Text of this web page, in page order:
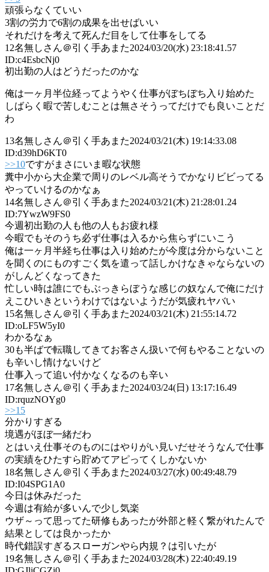
頑張らなくていい
3割の労力で6割の成果を出せばいい
それだけを考えて死んだ目をして仕事をしてる
12名無しさん＠引く手あまた2024/03/20(水) 23:18:41.57
ID:c4EsbcNj0
初出勤の人はどうだったのかな
俺は一ヶ月半位経ってようやく仕事がぼちぼち入り始めた
しばらく暇で苦しむことは無さそうってだけでも良いことだ
わ
13名無しさん＠引く手あまた2024/03/21(木) 19:14:33.08
ID:d39hD6KT0
>>10ですがまさにいま暇な状態
糞中小から大企業で周りのレベル高そうでかなりビビってる
やっていけるのかなぁ
14名無しさん＠引く手あまた2024/03/21(木) 21:28:01.24
ID:7YwzW9FS0
今週初出勤の人も他の人もお疲れ様
今暇でもそのうち必ず仕事は入るから焦らずにいこう
俺は一ヶ月半経ち仕事は入り始めたが今度は分からないこと
を聞くのにものすごく気を遣って話しかけなきゃならないの
がしんどくなってきた
忙しい時は誰にでもぶっきらぼうな感じの奴なんで俺にだけ
えこひいきというわけではないようだが気疲れヤバい
15名無しさん＠引く手あまた2024/03/21(木) 21:55:14.72
ID:oLF5W5yI0
わかるなぁ
30も半ばで転職してきてお客さん扱いで何もやることないの
も辛いし情けないけど
仕事入って追い付かなくなるのも辛い
17名無しさん＠引く手あまた2024/03/24(日) 13:17:16.49
ID:rquzNOYg0
>>15
分かりすぎる
境遇がほぼ一緒だわ
とはいえ仕事そのものにはやりがい見いだせそうなんで仕事
の実績をひたすら貯めてアピってくしかないか
18名無しさん＠引く手あまた2024/03/27(水) 00:49:48.79
ID:I04SPG1A0
今日は休みだった
今週は有給が多いんで少し気楽
ウザ～って思ってた研修もあったが外部と軽く繋がれたんで
結果としては良かったか
時代錯誤すぎるスローガンやら内規？は引いたが
19名無しさん＠引く手あまた2024/03/28(木) 22:40:49.19